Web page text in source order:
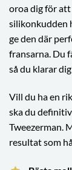
oroa dig för att
silikonkudden
ge den där
fransarna. Du
så du klarar
Vill du ha en
ska du
Tweezerman.
resultat som